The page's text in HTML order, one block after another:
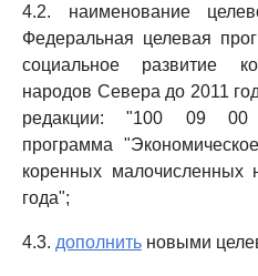
4.2. наименование
Федеральная целевая
социальное развитие
народов Севера до 2011
редакции: "100 09 00
программа
коренных
года";
4.3. дополнить новыми